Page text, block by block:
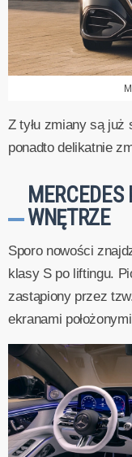
Z tyłu zmiany są już
ponadto delikatnie
WNĘTRZE
Sporo nowości
klasy S po liftingu.
zastąpiony przez
ekranami